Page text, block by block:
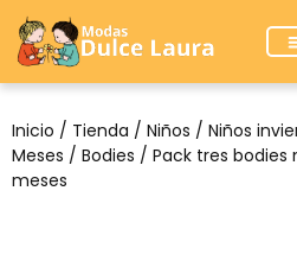
Inicio / Tienda / Niños / Niños
Meses / Bodies / Pack tres bodies
meses